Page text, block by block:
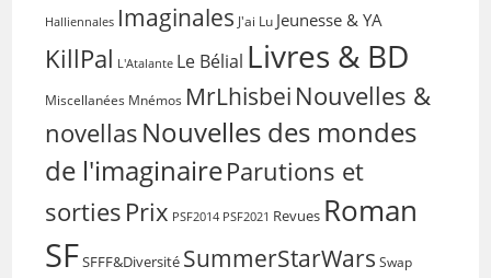
Halliennales Imaginales J'ai Lu Jeunesse & YA
KillPal L'Atalante Le Bélial Livres & BD
Miscellanées Mnémos MrLhisbei Nouvelles &
novellas Nouvelles des mondes
de l'imaginaireParutions et
sorties Prix PSF2014 PSF2021 Revues Roman
SFSFFF&Diversité SummerStarWars Swap